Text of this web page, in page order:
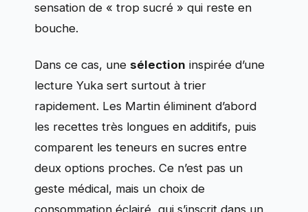
sensation de « trop sucré » qui reste en
bouche.
Dans ce cas, une sélection inspirée d’une
lecture Yuka sert surtout à trier
rapidement. Les Martin éliminent d’abord
les recettes très longues en additifs, puis
comparent les teneurs en sucres entre
deux options proches. Ce n’est pas un
geste médical, mais un choix de
consommation éclairé, qui s’inscrit dans un